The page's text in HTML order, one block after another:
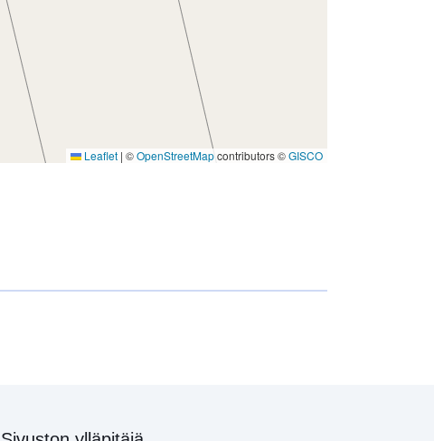
Leaflet | ©OpenStreetMapcontributors ©GISCO